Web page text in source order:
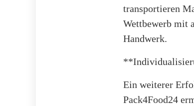
transportieren
Wettbewerb mit
Handwerk.
Ein weiterer
Pack4Food24